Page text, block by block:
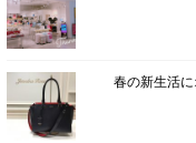
春の新生活